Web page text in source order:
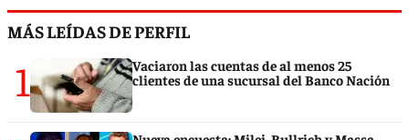
MÁS LEÍDAS DE PERFIL
1
Vaciaron las cuentas de al menos 25
clientes de una sucursal del Banco Nación